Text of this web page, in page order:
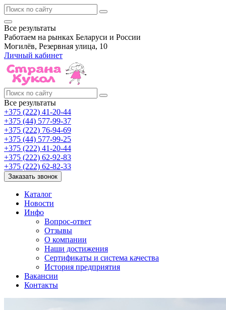
Все результаты
Работаем на рынках Беларуси и России
Могилёв, Резервная улица, 10
Личный кабинет
Все результаты
+375 (222) 41-20-44
+375 (44) 577-99-37
+375 (222) 76-94-69
+375 (44) 577-99-25
+375 (222) 41-20-44
+375 (222) 62-92-83
+375 (222) 62-82-33
Заказать звонок
Каталог
Новости
Инфо
Вопрос-ответ
Отзывы
О компании
Наши достижения
Сертификаты и система качества
История предприятия
Вакансии
Контакты